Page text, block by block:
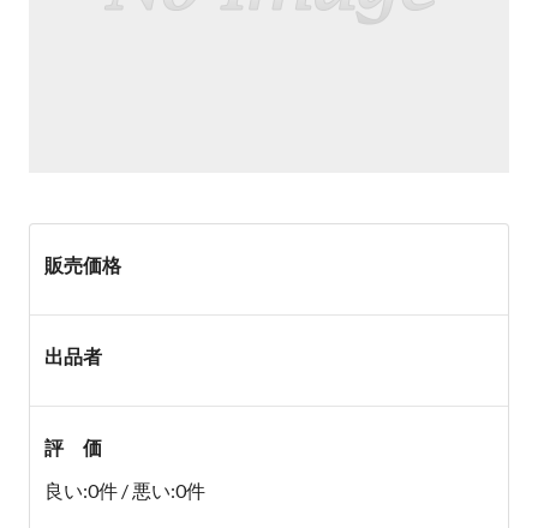
販売価格
出品者
評 価
良い:0件 / 悪い:0件